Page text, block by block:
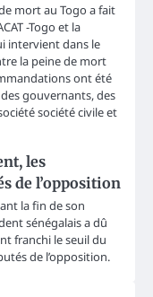
mort au Togo a fait
-Togo et la
intervient dans le
la peine de mort
ont été
gouvernants, des
société civile et
les
de l’opposition
la fin de son
sénégalais a dû
franchi le seuil du
de l’opposition.